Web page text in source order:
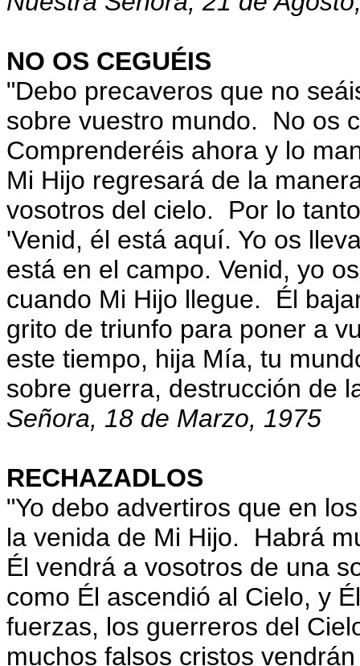
NO OS CEGUÉIS
"Debo precaveros que no
sobre vuestro mundo. No os
Comprenderéis ahora y lo
Mi Hijo regresará de la
vosotros del cielo. Por lo
'Venid, él está aquí. Yo os
está en el campo. Venid, yo
cuando Mi Hijo llegue. Él
grito de triunfo para poner a
este tiempo, hija Mía, tu
sobre guerra, destrucción de
Señora, 18 de Marzo, 1975
RECHAZADLOS
"Yo debo advertiros que en
la venida de Mi Hijo. Habrá
Él vendrá a vosotros de una
como Él ascendió al Cielo, y
fuerzas, los guerreros del
muchos falsos cristos